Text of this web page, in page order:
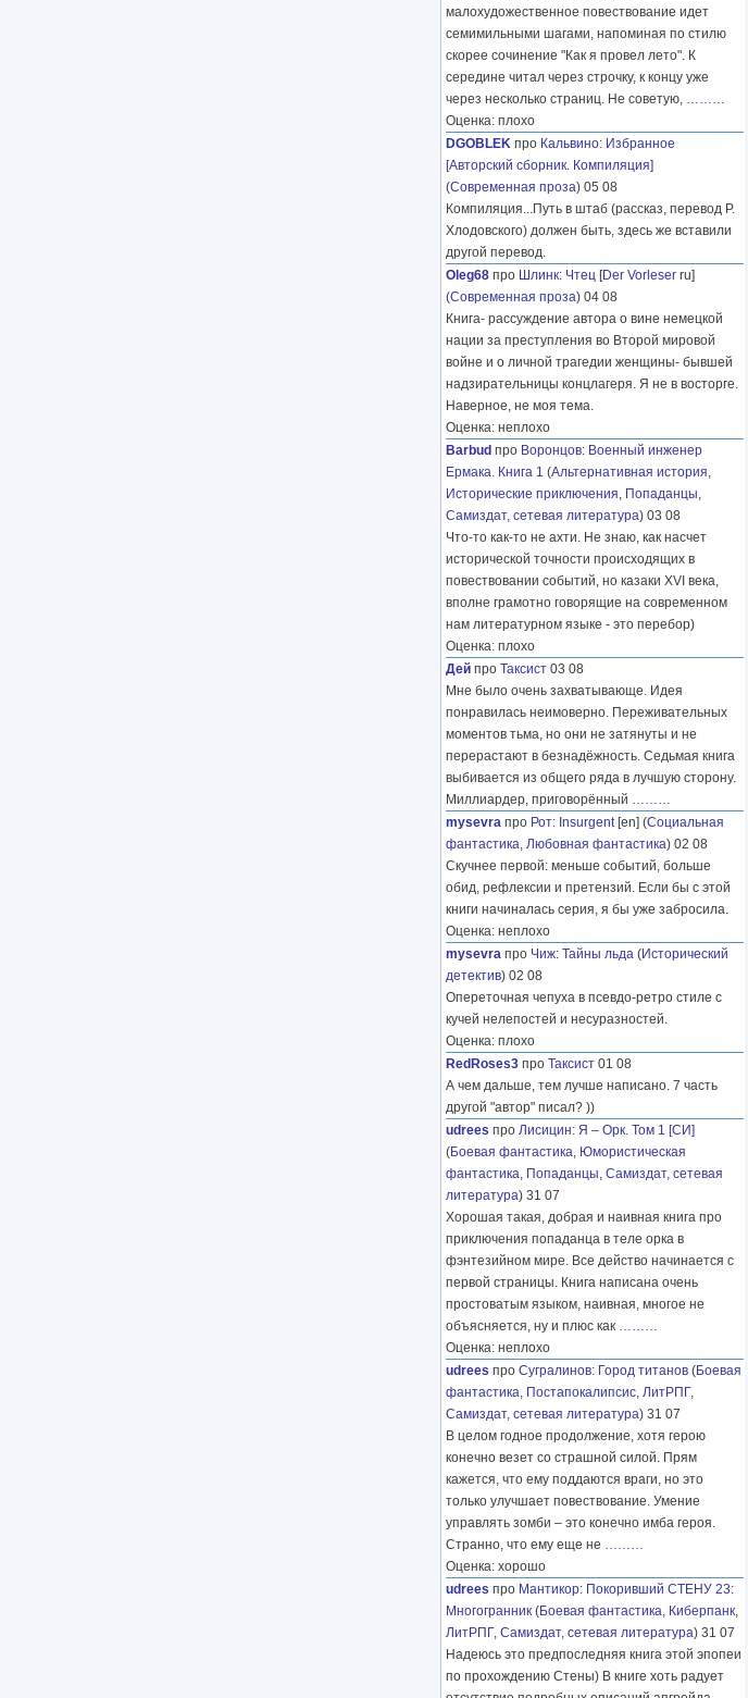
малохудожественное повествование идет
семимильными шагами, напоминая по стилю
скорее сочинение "Как я провел лето". К
середине читал через строчку, к концу уже
через несколько страниц. Не советую, ………
Оценка: плохо
DGOBLEK про Кальвино: Избранное
[Авторский сборник. Компиляция]
(Современная проза) 05 08
Компиляция...Путь в штаб (рассказ, перевод Р.
Хлодовского) должен быть, здесь же вставили
другой перевод.
Oleg68 про Шлинк: Чтец [Der Vorleser ru]
(Современная проза) 04 08
Книга- рассуждение автора о вине немецкой
нации за преступления во Второй мировой
войне и о личной трагедии женщины- бывшей
надзирательницы концлагеря. Я не в восторге.
Наверное, не моя тема.
Оценка: неплохо
Barbud про Воронцов: Военный инженер
Ермака. Книга 1 (Альтернативная история,
Исторические приключения, Попаданцы,
Самиздат, сетевая литература) 03 08
Что-то как-то не ахти. Не знаю, как насчет
исторической точности происходящих в
повествовании событий, но казаки XVI века,
вполне грамотно говорящие на современном
нам литературном языке - это перебор)
Оценка: плохо
Дей про Таксист 03 08
Мне было очень захватывающе. Идея
понравилась неимоверно. Переживательных
моментов тьма, но они не затянуты и не
перерастают в безнадёжность. Седьмая книга
выбивается из общего ряда в лучшую сторону.
Миллиардер, приговорённый ………
mysevra про Рот: Insurgent[en] (Социальная
фантастика, Любовная фантастика) 02 08
Скучнее первой: меньше событий, больше
обид, рефлексии и претензий. Если бы с этой
книги начиналась серия, я бы уже забросила.
Оценка: неплохо
mysevra про Чиж: Тайны льда (Исторический
детектив) 02 08
Опереточная чепуха в псевдо-ретро стиле с
кучей нелепостей и несуразностей.
Оценка: плохо
RedRoses3 про Таксист 01 08
А чем дальше, тем лучше написано. 7 часть
другой "автор" писал? ))
udrees про Лисицин: Я – Орк. Том 1 [СИ]
(Боевая фантастика, Юмористическая
фантастика, Попаданцы, Самиздат, сетевая
литература) 31 07
Хорошая такая, добрая и наивная книга про
приключения попаданца в теле орка в
фэнтезийном мире. Все действо начинается с
первой страницы. Книга написана очень
простоватым языком, наивная, многое не
объясняется, ну и плюс как ………
Оценка: неплохо
udrees про Сугралинов: Город титанов (Боевая
фантастика, Постапокалипсис, ЛитРПГ,
Самиздат, сетевая литература) 31 07
В целом годное продолжение, хотя герою
конечно везет со страшной силой. Прям
кажется, что ему поддаются враги, но это
только улучшает повествование. Умение
управлять зомби – это конечно имба героя.
Странно, что ему еще не ………
Оценка: хорошо
udrees про Мантикор: Покоривший СТЕНУ 23:
Многогранник (Боевая фантастика, Киберпанк,
ЛитРПГ, Самиздат, сетевая литература) 31 07
Надеюсь это предпоследняя книга этой эпопеи
по прохождению Стены) В книге хоть радует